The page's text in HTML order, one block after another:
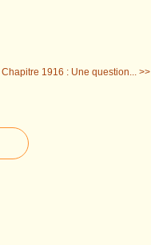
Chapitre 1916 : Une question... >>